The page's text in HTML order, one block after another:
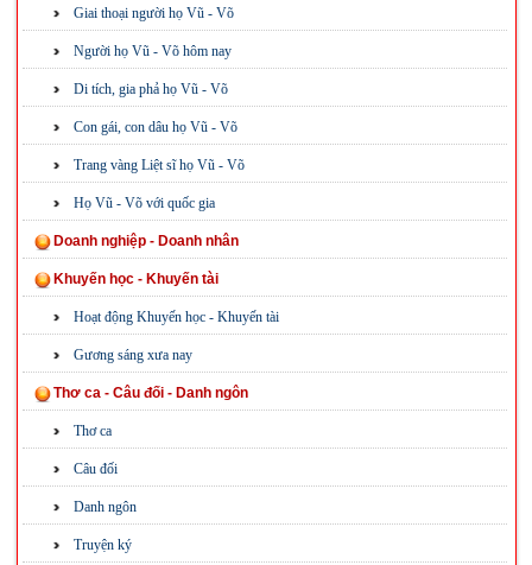
Giai thoại người họ Vũ - Võ
Người họ Vũ - Võ hôm nay
Di tích, gia phả họ Vũ - Võ
Con gái, con dâu họ Vũ - Võ
Trang vàng Liệt sĩ họ Vũ - Võ
Họ Vũ - Võ với quốc gia
Doanh nghiệp - Doanh nhân
Khuyến học - Khuyến tài
Hoạt động Khuyến học - Khuyến tài
Gương sáng xưa nay
Thơ ca - Câu đối - Danh ngôn
Thơ ca
Câu đối
Danh ngôn
Truyện ký